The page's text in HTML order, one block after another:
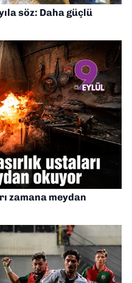
söz: Daha güçlü
zamana meydan